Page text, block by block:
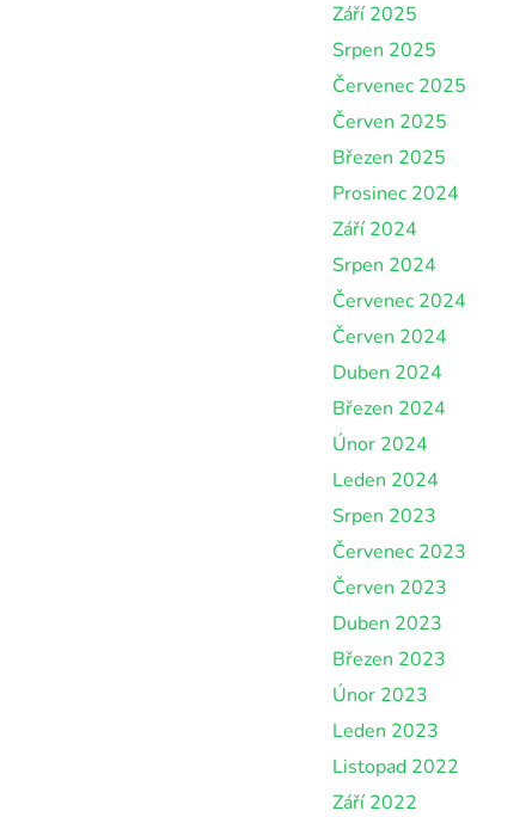
Září 2025
Srpen 2025
Červenec 2025
Červen 2025
Březen 2025
Prosinec 2024
Září 2024
Srpen 2024
Červenec 2024
Červen 2024
Duben 2024
Březen 2024
Únor 2024
Leden 2024
Srpen 2023
Červenec 2023
Červen 2023
Duben 2023
Březen 2023
Únor 2023
Leden 2023
Listopad 2022
Září 2022